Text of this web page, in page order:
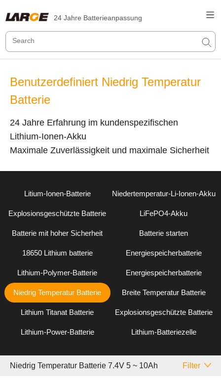
24 Jahre Batterieanpassung
Benutzerdefiniert Niedrig Temperatur
Batterie
24 Jahre Erfahrung im kundenspezifischen
Lithium-Ionen-Akku
Maximale Zuverlässigkeit und maximale Sicherheit
Litium-Ionen-Batterie Niedertemperatur-Li-Ionen-Akku
Explosionsgeschützte Batterie LiFePO4-Akku
Batterie mit hoher Sicherheit Batterie starten
18650 Lithium batterie Energiespeicherbatterie
Lithium-Polymer-Batterie Energiespeicherbatterie
Niedrig Temperatur Batterie Breite Temperatur Batterie
Lithium Titanat Batterie Explosionsgeschützte Batterie
Lithium-Power-Batterie Lithium-Batteriezelle
Niedrig Temperatur Batterie 7.4V 5 ~ 10Ah Filter